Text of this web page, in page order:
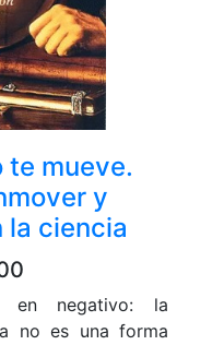
te mueve.
y
la ciencia
en negativo: la
no es una forma